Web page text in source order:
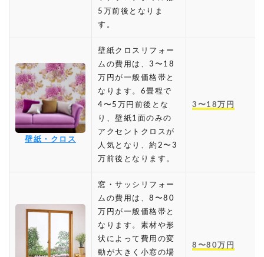
5万前後となりま
す。
壁紙・クロス
壁紙クロスリフォー
ムの費用は、3〜18
万円が一般価格帯と
なります。6畳程で
4〜5万円前後とな
り、壁紙1面のみの
アクセントクロスが
人気となり、約2〜3
万前後となります。
3〜18万円
窓・サッシリフォー
ムの費用は、8〜80
万円が一般価格帯と
なります。素材や形
状によって費用の変
動が大きく小窓の場
8〜80万円